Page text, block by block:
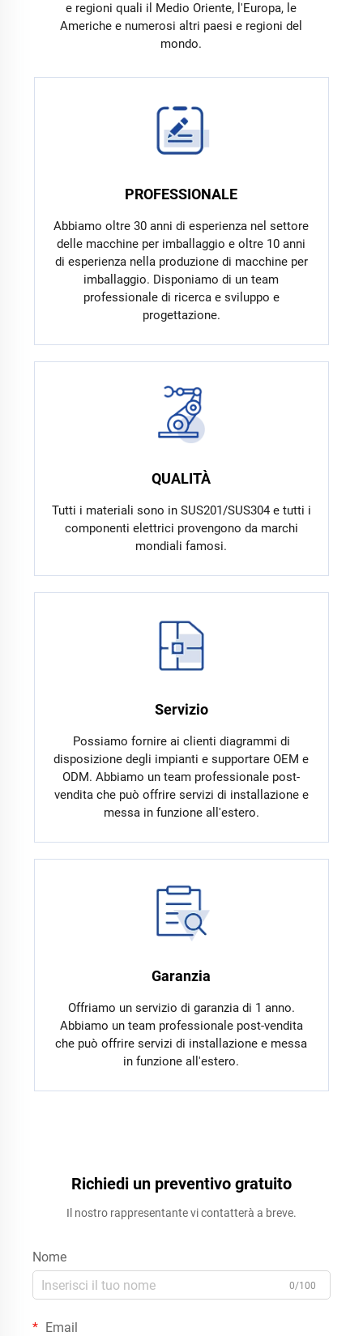
e regioni quali il Medio Oriente, l'Europa, le
Americhe e numerosi altri paesi e regioni del
mondo.
PROFESSIONALE
Abbiamo oltre 30 anni di esperienza nel settore
delle macchine per imballaggio e oltre 10 anni
di esperienza nella produzione di macchine per
imballaggio. Disponiamo di un team
professionale di ricerca e sviluppo e
progettazione.
QUALITÀ
Tutti i materiali sono in SUS201/SUS304 e tutti i
componenti elettrici provengono da marchi
mondiali famosi.
Servizio
Possiamo fornire ai clienti diagrammi di
disposizione degli impianti e supportare OEM e
ODM. Abbiamo un team professionale post-
vendita che può offrire servizi di installazione e
messa in funzione all'estero.
Garanzia
Offriamo un servizio di garanzia di 1 anno.
Abbiamo un team professionale post-vendita
che può offrire servizi di installazione e messa
in funzione all'estero.
Richiedi un preventivo gratuito
Il nostro rappresentante vi contatterà a breve.
Nome
0/100
Email